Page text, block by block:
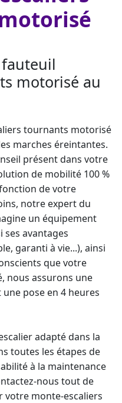
motorisé au
tournants motorisé
marches éreintantes.
présent dans votre
de mobilité 100 %
de votre
notre expert du
un équipement
ses avantages
garanti à vie...), ainsi
que votre
nous assurons une
pose en 4 heures
adapté dans la
toutes les étapes de
à la maintenance
nous tout de
votre monte-escaliers